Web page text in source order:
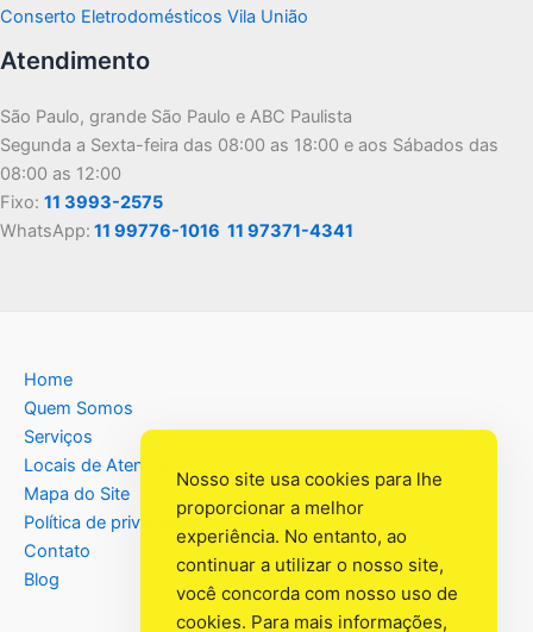
Conserto Eletrodomésticos Vila União
Atendimento
São Paulo, grande São Paulo e ABC Paulista
Segunda a Sexta-feira das 08:00 as 18:00 e aos Sábados das
08:00 as 12:00
Fixo: 11 3993-2575
WhatsApp: 11 99776-1016 11 97371-4341
Home
Quem Somos
Serviços
Locais de Atendimento
Mapa do Site
Política de privacidade
Contato
Blog
Nosso site usa cookies para lhe
proporcionar a melhor
experiência. No entanto, ao
continuar a utilizar o nosso site,
você concorda com nosso uso de
cookies. Para mais informações,